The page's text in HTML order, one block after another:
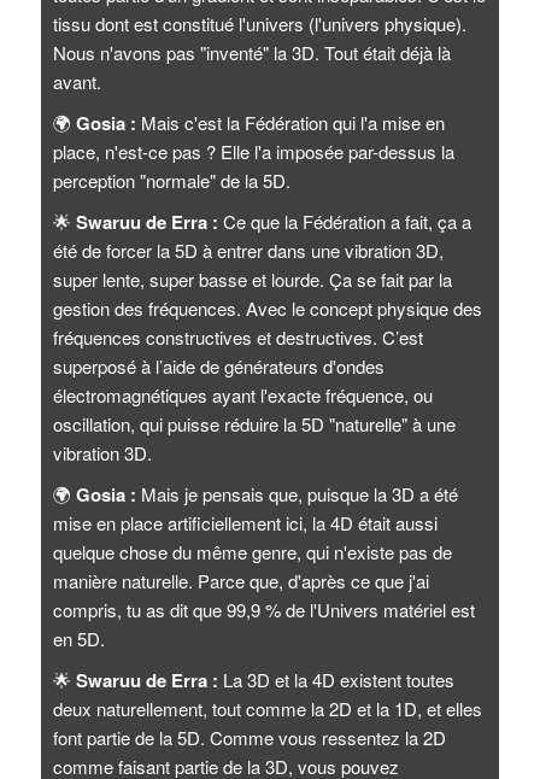
tissu dont est constitué l'univers (l'univers physique).
Nous n'avons pas "inventé" la 3D. Tout était déjà là
avant.
🌍 Gosia : Mais c'est la Fédération qui l'a mise en
place, n'est-ce pas ? Elle l'a imposée par-dessus la
perception "normale" de la 5D.
🌟 Swaruu de Erra : Ce que la Fédération a fait, ça a
été de forcer la 5D à entrer dans une vibration 3D,
super lente, super basse et lourde. Ça se fait par la
gestion des fréquences. Avec le concept physique des
fréquences constructives et destructives. C’est
superposé à l’aide de générateurs d'ondes
électromagnétiques ayant l'exacte fréquence, ou
oscillation, qui puisse réduire la 5D "naturelle" à une
vibration 3D.
🌍 Gosia : Mais je pensais que, puisque la 3D a été
mise en place artificiellement ici, la 4D était aussi
quelque chose du même genre, qui n'existe pas de
manière naturelle. Parce que, d'après ce que j'ai
compris, tu as dit que 99,9 % de l'Univers matériel est
en 5D.
🌟 Swaruu de Erra : La 3D et la 4D existent toutes
deux naturellement, tout comme la 2D et la 1D, et elles
font partie de la 5D. Comme vous ressentez la 2D
comme faisant partie de la 3D, vous pouvez